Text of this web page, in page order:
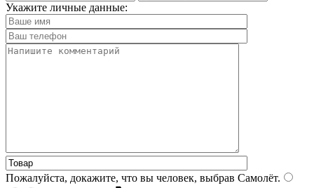
Укажите личные данные:
Пожалуйста, докажите, что вы человек, выбрав Самолёт.